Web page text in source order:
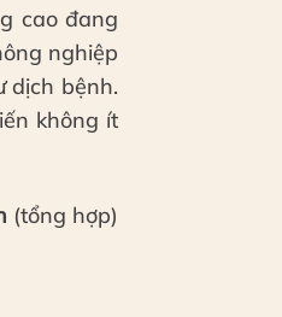
cao đang
nghiệp
dịch bệnh.
không ít
(tổng hợp)